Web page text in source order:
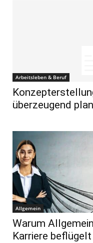
Arbeitsleben & Beruf
überzeugend
Allgemein
Warum
Karriere beflügelt